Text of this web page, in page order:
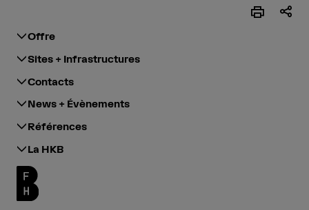
Offre
Sites + Infrastructures
Contacts
News + Évènements
Références
La HKB